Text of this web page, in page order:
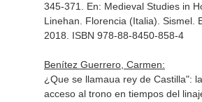
345-371. En: Medieval Studies in
Linehan . Florencia (Italia). Sismel.
2018. ISBN 978-88-8450-858-4
Benítez Guerrero, Carmen:
¿Que se llamaua rey de Castilla":
acceso al trono en tiempos del